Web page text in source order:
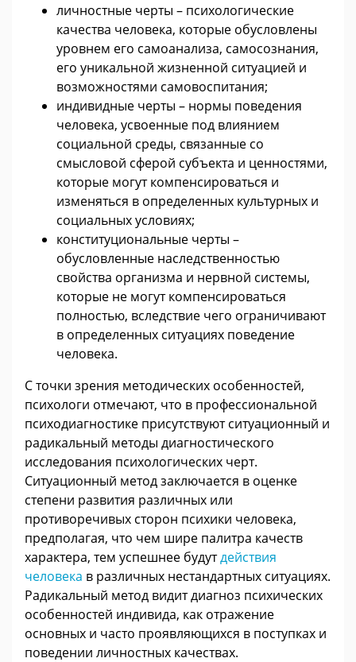
личностные черты – психологические
качества человека, которые обусловлены
уровнем его самоанализа, самосознания,
его уникальной жизненной ситуацией и
возможностями самовоспитания;
индивидные черты – нормы поведения
человека, усвоенные под влиянием
социальной среды, связанные со
смысловой сферой субъекта и ценностями,
которые могут компенсироваться и
изменяться в определенных культурных и
социальных условиях;
конституциональные черты –
обусловленные наследственностью
свойства организма и нервной системы,
которые не могут компенсироваться
полностью, вследствие чего ограничивают
в определенных ситуациях поведение
человека.
С точки зрения методических особенностей,
психологи отмечают, что в профессиональной
психодиагностике присутствуют ситуационный и
радикальный методы диагностического
исследования психологических черт.
Ситуационный метод заключается в оценке
степени развития различных или
противоречивых сторон психики человека,
предполагая, что чем шире палитра качеств
характера, тем успешнее будутдействия
человека в различных нестандартных ситуациях.
Радикальный метод видит диагноз психических
особенностей индивида, как отражение
основных и часто проявляющихся в поступках и
поведении личностных качествах.